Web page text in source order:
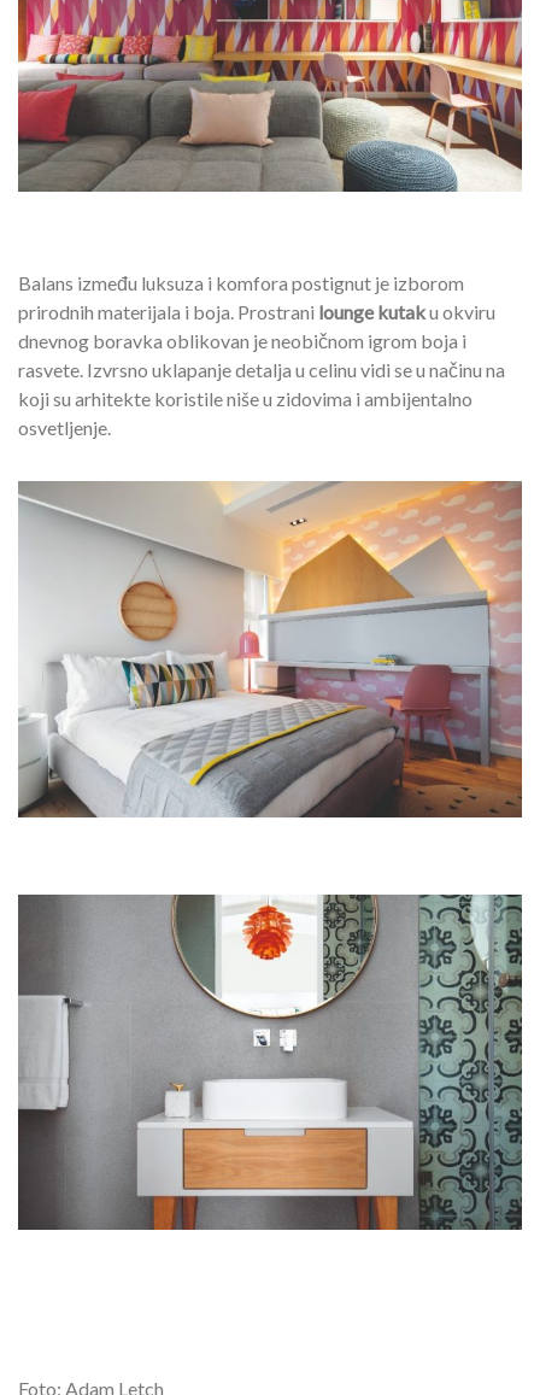
Balans između luksuza i komfora postignut je izborom
prirodnih materijala i boja. Prostrani lounge kutaku okviru
dnevnog boravka oblikovan je neobičnom igrom boja i
rasvete. Izvrsno uklapanje detalja u celinu vidi se u načinu na
koji su arhitekte koristile niše u zidovima i ambijentalno
osvetljenje.
Foto: Adam Letch